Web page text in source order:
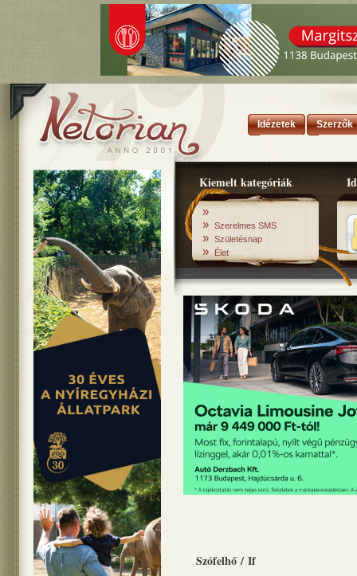
Idézetek Szerzők
Kiemelt kategóriák
»
» Szerelmes SMS
» Születésnap
» Élet
Szófelhő / If